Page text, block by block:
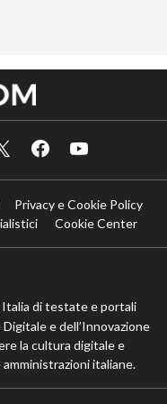
Privacy e Cookie Policy
Cookie Center
di testate e portali
e dell’Innovazione
la cultura digitale e
italiane.